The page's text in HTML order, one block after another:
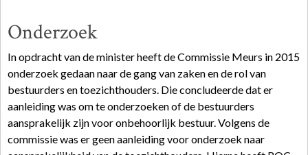
Onderzoek
In opdracht van de minister heeft de Commissie Meurs in 2015
onderzoek gedaan naar de gang van zaken en de rol van
bestuurders en toezichthouders. Die concludeerde dat er
aanleiding was om te onderzoeken of de bestuurders
aansprakelijk zijn voor onbehoorlijk bestuur. Volgens de
commissie was er geen aanleiding voor onderzoek naar